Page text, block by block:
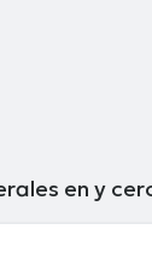
en y